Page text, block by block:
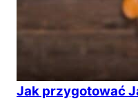
Jak przygotować